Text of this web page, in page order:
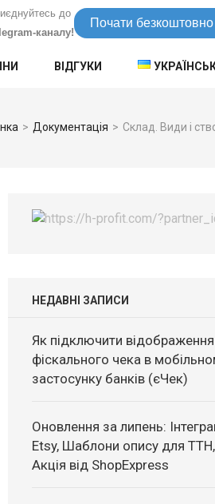
до
каналу!
Почати безкоштовно
ВІДГУКИ
> Документація > Склад. Види і
НЕДАВНІ ЗАПИСИ
Як підключити відображення
фіскального чека в
застосунку банків (єЧек)
Оновлення за липень:
Etsy, Шаблони опису для
Акція від ShopExpress